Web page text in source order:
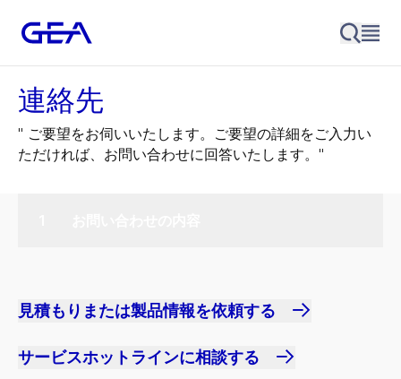
連絡先
" ご要望をお伺いいたします。ご要望の詳細をご入力い
ただければ、お問い合わせに回答いたします。"
見積もりまたは製品情報を依頼する
サービスホットラインに相談する